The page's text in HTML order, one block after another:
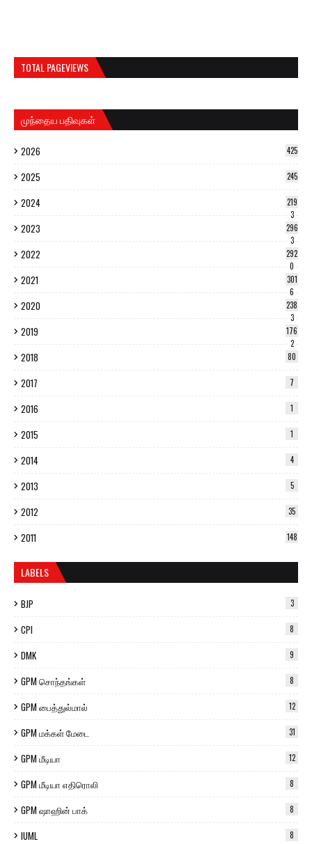
TOTAL PAGEVIEWS
முந்தைய பதிவுகள்
2026 425
2025 245
2024
219
3
2023
296
3
2022
292
0
2021
301
6
2020
238
3
2019
176
2
2018 80
2017 7
2016 1
2015 1
2014 4
2013 5
2012 35
2011 148
LABELS
BJP 3
CPI 8
DMK 9
GPM சொந்தங்கள் 8
GPM பைத்துல்மால் 12
GPM மக்கள் மேடை 31
GPM மீடியா 12
GPM மீடியா எதிரொலி 8
GPM ஷாஹின் பாக் 8
IUML 8